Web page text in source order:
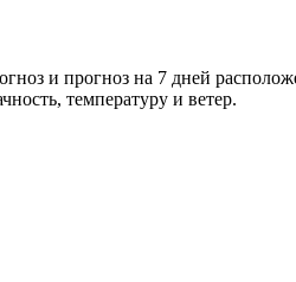
и прогноз на 7 дней
температуру и ветер.